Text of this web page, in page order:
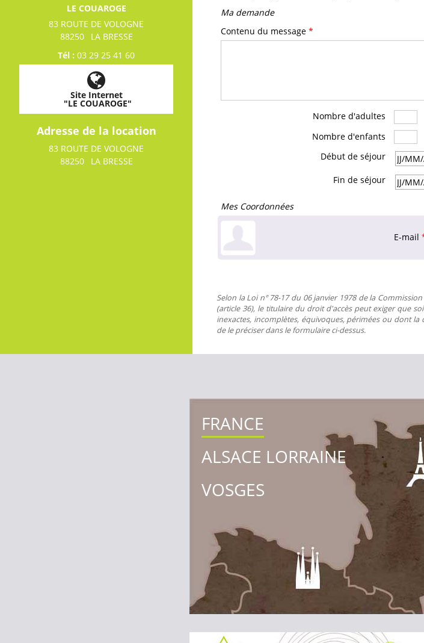
Ma demande
Contenu du message *
Nombre d'adultes
Nombre d'enfants
Début de séjour
Fin de séjour
Mes Coordonnées
E-mail
Selon la Loi n° 78-17 du 06 janvier 1978 de la
(article 36), le titulaire du droit d'accès peut exiger que
inexactes, incomplètes, équivoques, périmées ou dont
de le préciser dans le formulaire ci-dessus.
LE COUAROGE
83 ROUTE DE VOLOGNE
88250
LA BRESSE
Tél : 03 29 25 41 60
Site Internet
"LE COUAROGE"
Adresse de la location
83 ROUTE DE VOLOGNE
88250
LA BRESSE
FRANCE
ALSACE LORRAINE
VOSGES